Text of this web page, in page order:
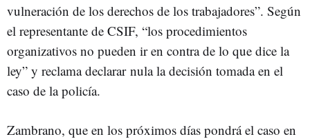
vulneración de los derechos de los trabajadores”. Según
el representante de CSIF, “los procedimientos
organizativos no pueden ir en contra de lo que dice la
ley” y reclama declarar nula la decisión tomada en el
caso de la policía.
Zambrano, que en los próximos días pondrá el caso en